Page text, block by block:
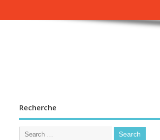
Recherche